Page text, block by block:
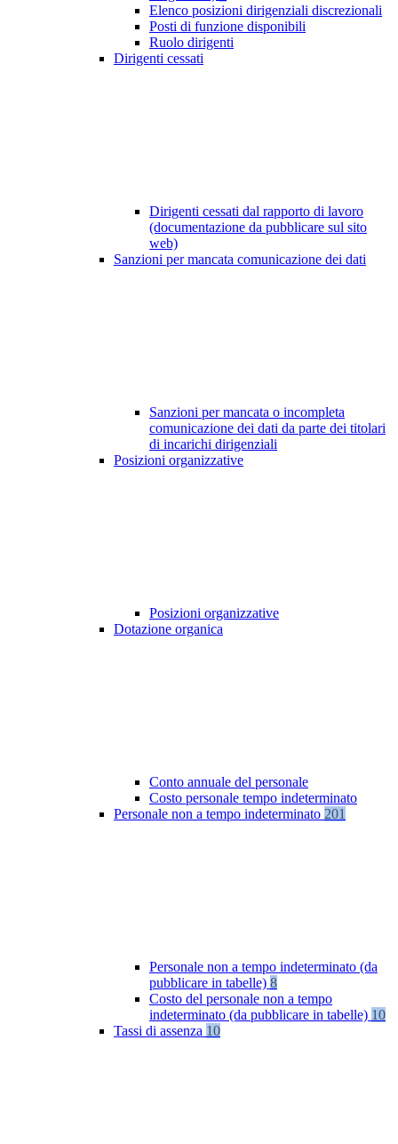
Elenco posizioni dirigenziali discrezionali
Posti di funzione disponibili
Ruolo dirigenti
Dirigenti cessati
Dirigenti cessati dal rapporto di lavoro
(documentazione da pubblicare sul sito
web)
Sanzioni per mancata comunicazione dei dati
Sanzioni per mancata o incompleta
comunicazione dei dati da parte dei titolari
di incarichi dirigenziali
Posizioni organizzative
Posizioni organizzative
Dotazione organica
Conto annuale del personale
Costo personale tempo indeterminato
Personale non a tempo indeterminato 201
Personale non a tempo indeterminato (da
pubblicare in tabelle) 8
Costo del personale non a tempo
indeterminato (da pubblicare in tabelle) 10
Tassi di assenza 10